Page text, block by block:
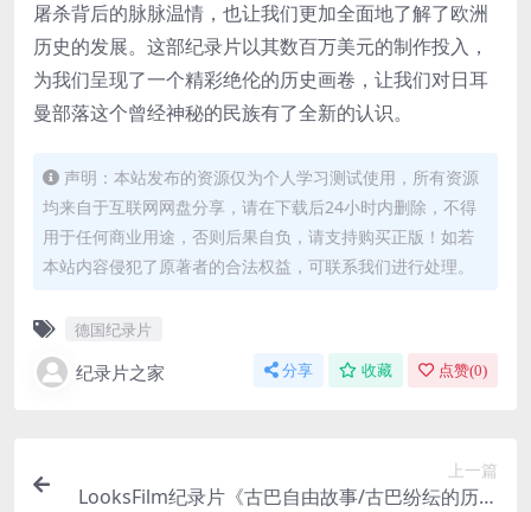
屠杀背后的脉脉温情，也让我们更加全面地了解了欧洲
历史的发展。这部纪录片以其数百万美元的制作投入，
为我们呈现了一个精彩绝伦的历史画卷，让我们对日耳
曼部落这个曾经神秘的民族有了全新的认识。
声明：本站发布的资源仅为个人学习测试使用，所有资源
均来自于互联网网盘分享，请在下载后24小时内删除，不得
用于任何商业用途，否则后果自负，请支持购买正版！如若
本站内容侵犯了原著者的合法权益，可联系我们进行处理。
德国纪录片
纪录片之家 分享 收藏 点赞(0)
上一篇
LooksFilm纪录片《古巴自由故事/古巴纷纭的历史